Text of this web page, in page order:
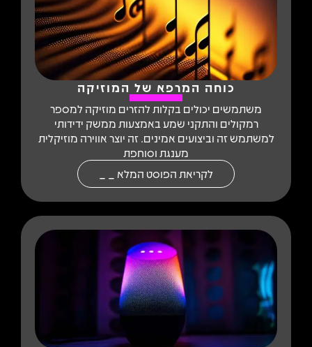
כוחה המרפא של המוזיקה
משתמשים יכולים בקלות להזרים מוזיקה למספר
רמקולים והתקני שמע באמצעות ממשק ידידותי
למשתמש זה וביצועים אמינים. זה יוצר אווירה מוזיקלית
מענגת וסוחפת
לקריאת הפוסט המלא _ _